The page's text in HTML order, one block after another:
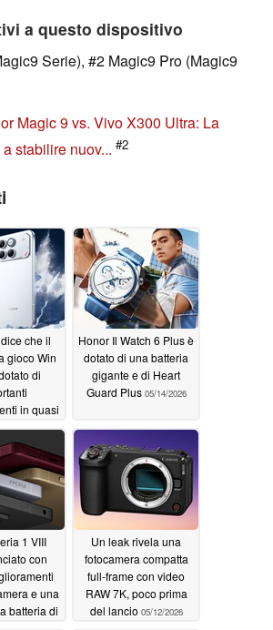
a questo dispositivo
Serie), #2 Magic9 Pro (Magic9
Magic 9 vs. Vivo X300 Ultra: La
stabilire nuov... #2
che il
gioco Win
di
in quasi
chiave
2026
Honor Il Watch 6 Plus è
dotato di una batteria
gigante e di Heart
Guard Plus 05/14/2026
1 VIII
con
e una
batteria di
Un leak rivela una
fotocamera compatta
full-frame con video
RAW 7K, poco prima
del lancio 05/12/2026